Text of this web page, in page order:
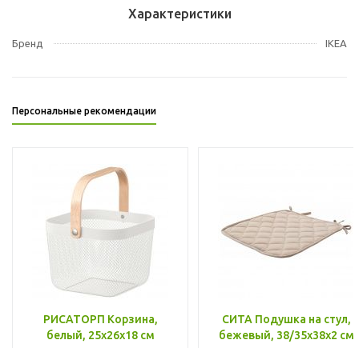
Характеристики
Бренд IKEA
Персональные рекомендации
РИСАТОРП Корзина,
белый, 25x26x18 см
СИТА Подушка на стул,
бежевый, 38/35x38x2 см